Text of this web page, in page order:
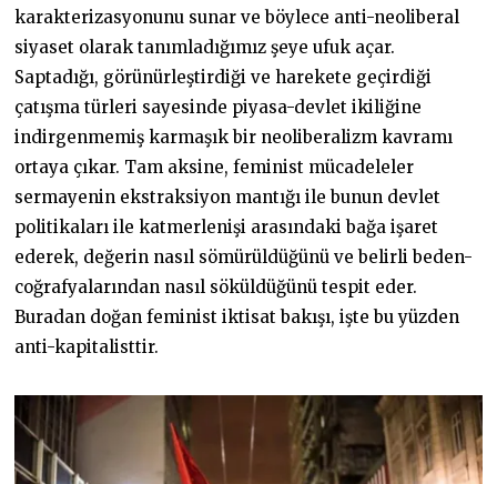
karakterizasyonunu sunar ve böylece anti-neoliberal
siyaset olarak tanımladığımız şeye ufuk açar.
Saptadığı, görünürleştirdiği ve harekete geçirdiği
çatışma türleri sayesinde piyasa-devlet ikiliğine
indirgenmemiş karmaşık bir neoliberalizm kavramı
ortaya çıkar. Tam aksine, feminist mücadeleler
sermayenin ekstraksiyon mantığı ile bunun devlet
politikaları ile katmerlenişi arasındaki bağa işaret
ederek, değerin nasıl sömürüldüğünü ve belirli beden-
coğrafyalarından nasıl söküldüğünü tespit eder.
Buradan doğan feminist iktisat bakışı, işte bu yüzden
anti-kapitalisttir.